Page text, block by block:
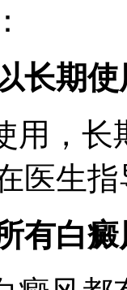
长期
用，长
医生
有白